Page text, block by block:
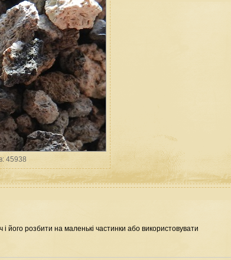
45938
його розбити на маленькі частинки або використовувати